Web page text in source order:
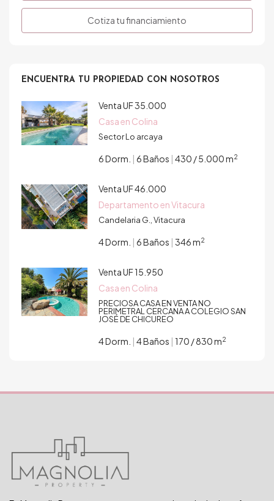
Cotiza tu financiamiento
ENCUENTRA TU PROPIEDAD CON NOSOTROS
VentaUF 35.000
Casa en Colina
Sector Lo arcaya
6 Dorm. 6 Baños 430 / 5.000 m2
VentaUF 46.000
Departamento en Vitacura
Candelaria G., Vitacura
4 Dorm. 6 Baños 346 m2
VentaUF 15.950
Casa en Colina
PRECIOSA CASA EN VENTA NO
PERIMETRAL CERCANA A COLEGIO SAN
JOSÉ DE CHICUREO
4 Dorm. 4 Baños 170 / 830 m2